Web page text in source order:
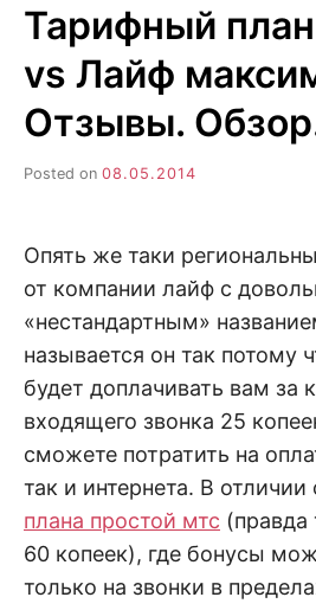
Тарифный
vs Лайф
Отзывы.
Posted on 08.05.2014
Опять же таки
от компании лайф с
«нестандартным»
называется он так потому
будет доплачивать вам за
входящего звонка 25
сможете потратить на
так и интернета. В отличии
плана простой мтс (правда
60 копеек), где бонусы
только на звонки в